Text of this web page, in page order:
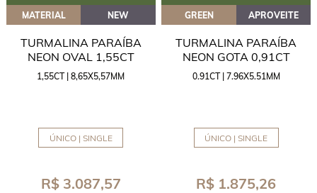
MATERIAL NEW
TURMALINA PARAÍBA
NEON OVAL 1,55CT
1,55CT | 8,65X5,57MM
ÚNICO | SINGLE
R$ 3.087,57
GREEN APROVEITE
TURMALINA PARAÍBA
NEON GOTA 0,91CT
0.91CT | 7.96X5.51MM
ÚNICO | SINGLE
R$ 1.875,26